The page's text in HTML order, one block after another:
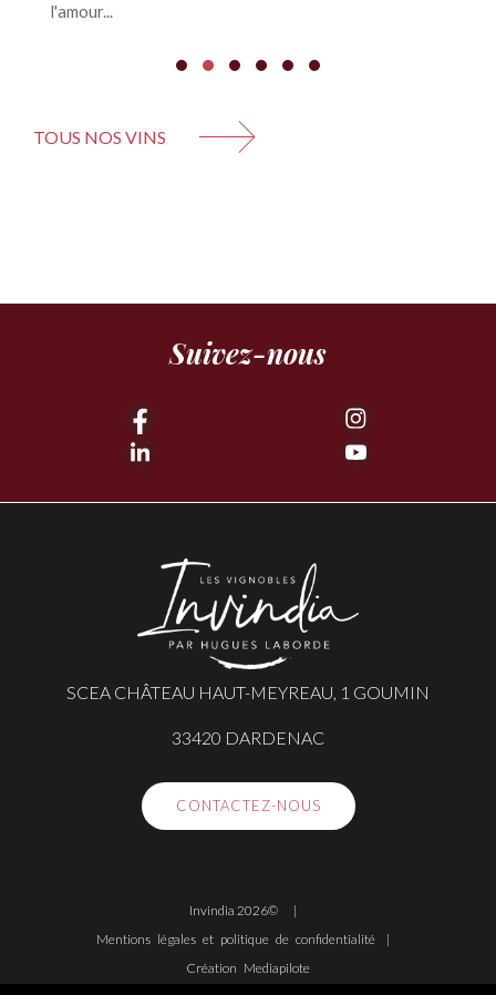
l'amour...
TOUS NOS VINS
Suivez-nous
SCEA CHÂTEAU HAUT-MEYREAU, 1 GOUMIN
33420 DARDENAC
CONTACTEZ-NOUS
Invindia 2026©
Mentions légales et politique de confidentialité
Création Mediapilote